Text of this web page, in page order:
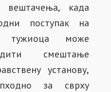
када
поступак на
тужиоца може
смештање
установу,
за сврху